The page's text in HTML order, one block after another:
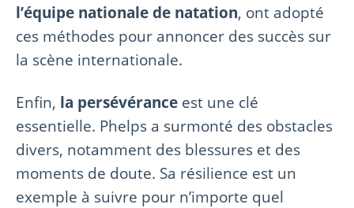
l’équipe nationale de natation, ont adopté
ces méthodes pour annoncer des succès sur
la scène internationale.
Enfin, la persévérance est une clé
essentielle. Phelps a surmonté des obstacles
divers, notamment des blessures et des
moments de doute. Sa résilience est un
exemple à suivre pour n’importe quel